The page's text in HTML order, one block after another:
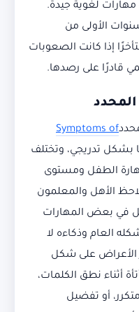
لغوية جيدة.
الأولى من
إذا كانت الصعوبات
قادرًا على رصدها.
Symptoms of
بشكل تدريجي، وتختلف
الطفل ومستوى
الأهل والمعلمون
في بعض المهارات
العام وذكاءه لا
الأعراض على شكل
أثناء نطق الكلمات،
أو تفضيل